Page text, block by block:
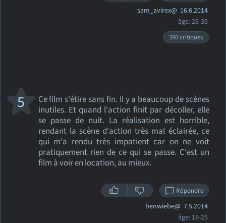
sam_avirex@ 16.6.2014
âge: 26-35
390 critiques
Ce film s'étire sans fin. Il y a beaucoup de scènes
inutiles. Et quand l'action finit par décoller, elle
se passe de nuit. La réalisation est horrible,
rendant la scène d'action très mal éclairée, ce
qui m'a rendu très impatient car on ne voit
pratiquement rien de ce qui se passe. C'est un
film à voir en location, au mieux.
5
Répondre
benwiebe@ 7.5.2014
âge: 18-25